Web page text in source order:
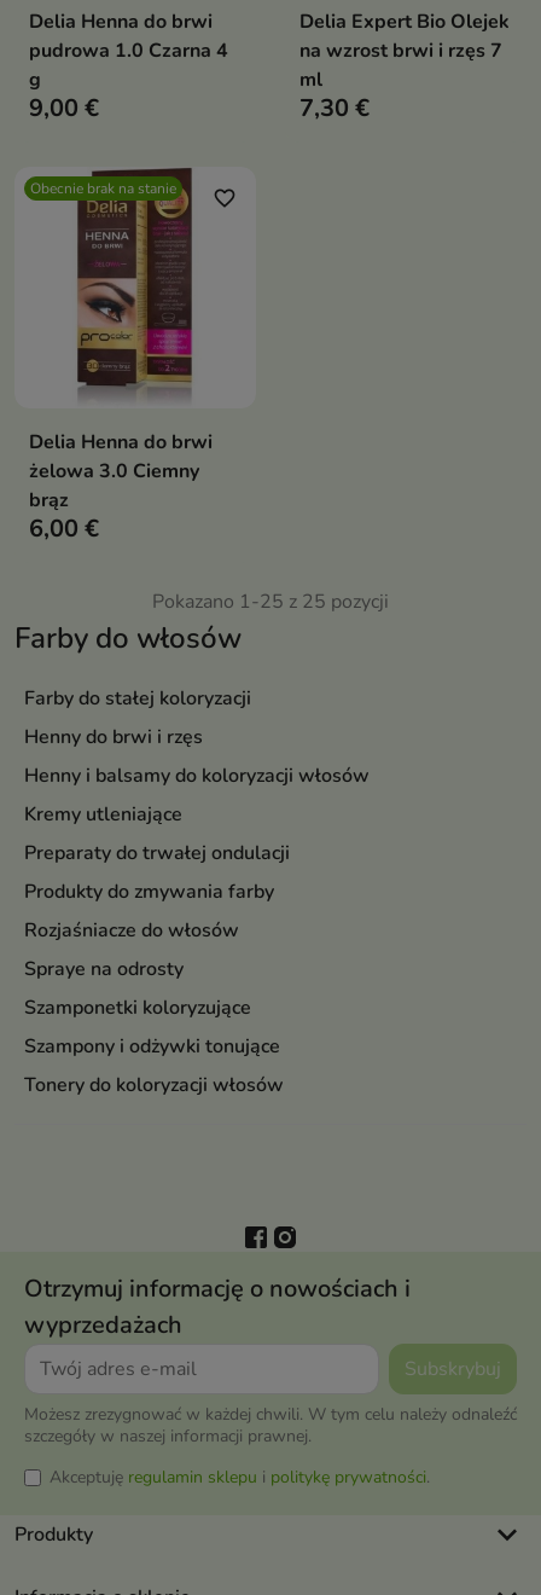
Farby do włosów
Farby do stałej koloryzacji
Henny do brwi i rzęs
Henny i balsamy do koloryzacji włosów
Kremy utleniające
Preparaty do trwałej ondulacji
Produkty do zmywania farby
Rozjaśniacze do włosów
Spraye na odrosty
Szamponetki koloryzujące
Szampony i odżywki tonujące
Tonery do koloryzacji włosów
Delia Henna do brwi
pudrowa 1.0 Czarna 4
g
9,00 €
Delia Expert Bio Olejek
na wzrost brwi i rzęs 7
ml
7,30 €
Obecnie brak na stanie favorite_border
Delia Henna do brwi
żelowa 3.0 Ciemny
brąz
6,00 €
Pokazano 1-25 z 25 pozycji
Otrzymuj informację o nowościach i
wyprzedażach
Możesz zrezygnować w każdej chwili. W tym celu należy odnaleźć
szczegóły w naszej informacji prawnej.
Akceptuję regulamin sklepu i politykę prywatności.
Produkty keyboard_arrow_down